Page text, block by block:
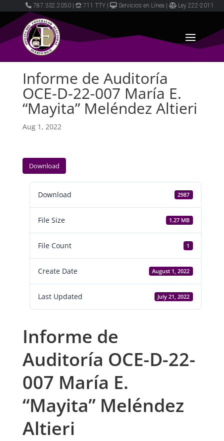
787.332.2050 711 TTY Servicios en Línea Ley 222-2011
Informe de Auditoría
OCE-D-22-007 María E.
“Mayita” Meléndez Altieri
Aug 1, 2022
Download
Download 2987
File Size 1.27 MB
File Count 1
Create Date August 1, 2022
Last Updated July 21, 2022
Informe de
Auditoría OCE-D-22-
007 María E.
“Mayita” Meléndez
Altieri